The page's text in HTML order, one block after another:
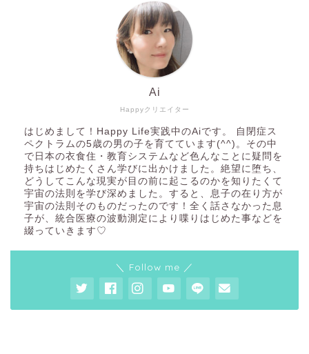
Happyクリエイター
Ai
はじめまして！Happy Life実践中のAiです。 自閉症ス
ペクトラムの5歳の男の子を育てています(^^)。その中
で日本の衣食住・教育システムなど色んなことに疑問を
持ちはじめたくさん学びに出かけました。絶望に堕ち、
どうしてこんな現実が目の前に起こるのかを知りたくて
宇宙の法則を学び深めました。すると、息子の在り方が
宇宙の法則そのものだったのです！全く話さなかった息
子が、統合医療の波動測定により喋りはじめた事などを
綴っていきます♡
＼ Follow me ／